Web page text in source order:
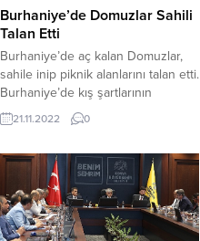
Burhaniye’de Domuzlar Sahili
Talan Etti
Burhaniye’de aç kalan Domuzlar,
sahile inip piknik alanlarını talan etti.
Burhaniye’de kış şartlarının
kendisini göstermesi ve
yazlıkçıların bölgeyi boşaltmasıyla
için sahillere indi. Burhaniye
Pelitköy’e bağlı Bağlarburnu ve
Gadana mevkilerinde Belediye
tarafından piknik alanına çevrilmiş
21.11.2022 0